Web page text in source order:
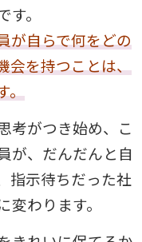
。
が自らで何をどの
会を持つことは、
。
考がつき始め、こ
が、だんだんと自
指示待ちだった社
わります。